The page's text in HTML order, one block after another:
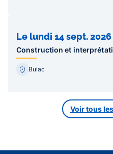
Le lundi 14 sept. 2026
Construction et
Bulac
Voir tous